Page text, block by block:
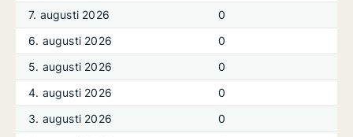
7. augusti 2026
0
6. augusti 2026
0
5. augusti 2026
0
4. augusti 2026
0
3. augusti 2026
0